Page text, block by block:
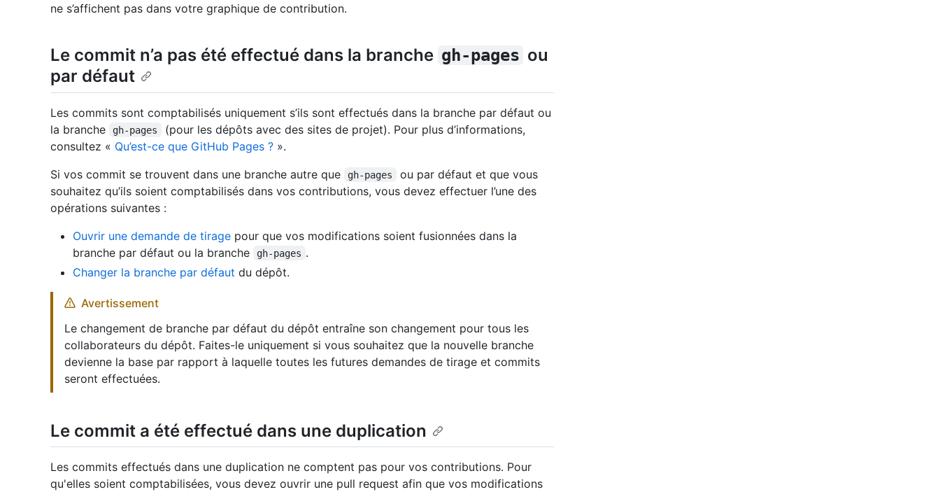
ne s’affichent pas dans votre graphique de contribution.
Le commit n’a pas été effectué dans la branche gh-pages ou
par défaut
Les commits sont comptabilisés uniquement s’ils sont effectués dans la branche par défaut ou
la branche
gh-pages
(pour les dépôts avec des sites de projet). Pour plus d’informations,
consultez « Qu’est-ce que GitHub Pages ? ».
Si vos commit se trouvent dans une branche autre que
gh-pages
ou par défaut et que vous
souhaitez qu’ils soient comptabilisés dans vos contributions, vous devez effectuer l’une des
opérations suivantes :
Ouvrir une demande de tirage pour que vos modifications soient fusionnées dans la
branche par défaut ou la branche
gh-pages .
Changer la branche par défaut du dépôt.
Avertissement
Le changement de branche par défaut du dépôt entraîne son changement pour tous les
collaborateurs du dépôt. Faites-le uniquement si vous souhaitez que la nouvelle branche
devienne la base par rapport à laquelle toutes les futures demandes de tirage et commits
seront effectuées.
Le commit a été effectué dans une duplication
Les commits effectués dans une duplication ne comptent pas pour vos contributions. Pour
qu'elles soient comptabilisées, vous devez ouvrir une pull request afin que vos modifications